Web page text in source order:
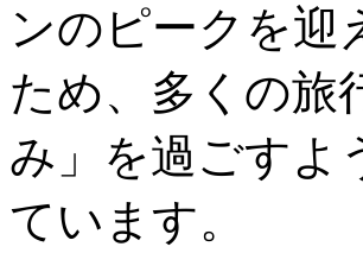
ンのピークを迎
ため、多くの旅
み」を過ごすよ
ています。